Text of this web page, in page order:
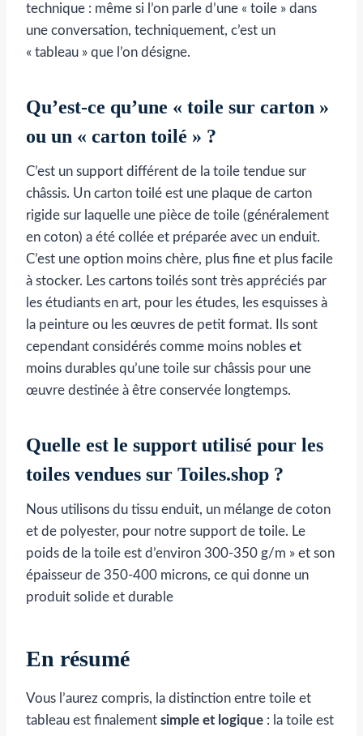
technique : même si l’on parle d’une « toile » dans
une conversation, techniquement, c’est un
« tableau » que l’on désigne.
Qu’est-ce qu’une « toile sur carton »
ou un « carton toilé » ?
C’est un support différent de la toile tendue sur
châssis. Un carton toilé est une plaque de carton
rigide sur laquelle une pièce de toile (généralement
en coton) a été collée et préparée avec un enduit.
C’est une option moins chère, plus fine et plus facile
à stocker. Les cartons toilés sont très appréciés par
les étudiants en art, pour les études, les esquisses à
la peinture ou les œuvres de petit format. Ils sont
cependant considérés comme moins nobles et
moins durables qu’une toile sur châssis pour une
œuvre destinée à être conservée longtemps.
Quelle est le support utilisé pour les
toiles vendues sur Toiles.shop ?
Nous utilisons du tissu enduit, un mélange de coton
et de polyester, pour notre support de toile. Le
poids de la toile est d’environ 300-350 g/m » et son
épaisseur de 350-400 microns, ce qui donne un
produit solide et durable
En résumé
Vous l’aurez compris, la distinction entre toile et
tableau est finalement simple et logique : la toile est